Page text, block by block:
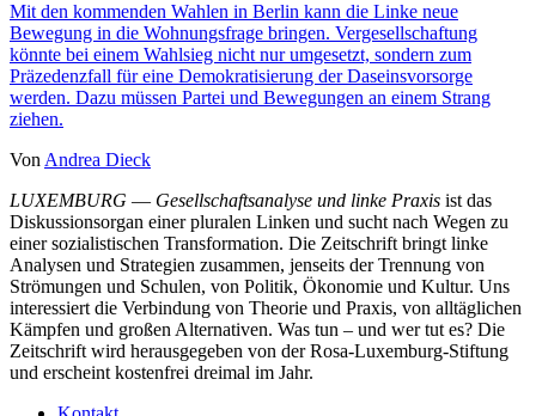
Mit den kommenden Wahlen in Berlin kann die Linke neue
Bewegung in die Wohnungsfrage bringen. Vergesellschaftung
könnte bei einem Wahlsieg nicht nur umgesetzt, sondern zum
Präzedenzfall für eine Demokratisierung der Daseinsvorsorge
werden. Dazu müssen Partei und Bewegungen an einem Strang
ziehen.
Von Andrea Dieck
LUXEMBURG — Gesellschaftsanalyse und linke Praxis ist das
Diskussionsorgan einer pluralen Linken und sucht nach Wegen zu
einer sozialistischen Transformation. Die Zeitschrift bringt linke
Analysen und Strategien zusammen, jenseits der Trennung von
Strömungen und Schulen, von Politik, Ökonomie und Kultur. Uns
interessiert die Verbindung von Theorie und Praxis, von alltäglichen
Kämpfen und großen Alternativen. Was tun – und wer tut es? Die
Zeitschrift wird herausgegeben von der Rosa-Luxemburg-Stiftung
und erscheint kostenfrei dreimal im Jahr.